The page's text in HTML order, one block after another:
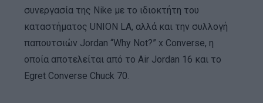
συνεργασία της Nike με το ιδιοκτήτη του
καταστήματος UNION LA, αλλά και την συλλογή
παπουτσιών Jordan “Why Not?” x Converse, η
οποία αποτελείται από το Air Jordan 16 και το
Egret Converse Chuck 70.